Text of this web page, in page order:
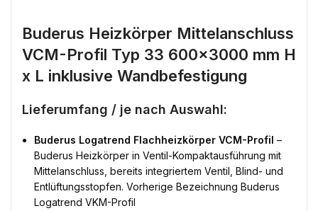
Buderus Heizkörper Mittelanschluss
VCM-Profil Typ 33 600×3000 mm H
x L inklusive Wandbefestigung
Lieferumfang / je nach Auswahl:
Buderus Logatrend Flachheizkörper VCM-Profil –
Buderus Heizkörper in Ventil-Kompaktausführung mit
Mittelanschluss, bereits integriertem Ventil, Blind- und
Entlüftungsstopfen. Vorherige Bezeichnung Buderus
Logatrend VKM-Profil